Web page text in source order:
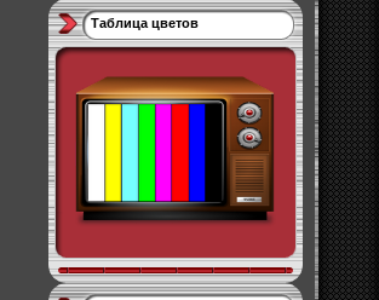
Таблица цветов